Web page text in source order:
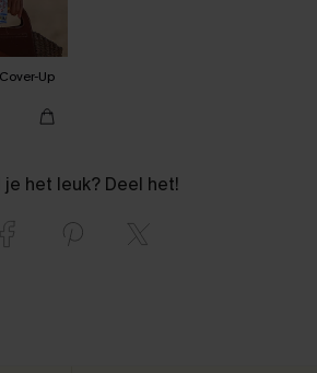
Up
je het leuk? Deel het!